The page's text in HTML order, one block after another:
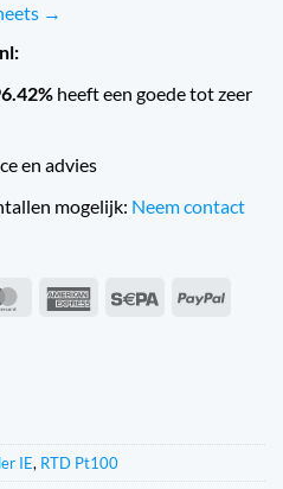
→
heeft een goede tot zeer
en advies
mogelijk: Neem contact
MasterCardAmerican Sepa
PayPal
IE, RTD Pt100